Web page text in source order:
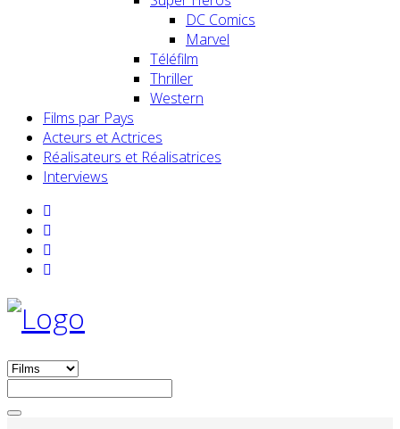
DC Comics
Marvel
Téléfilm
Thriller
Western
Films par Pays
Acteurs et Actrices
Réalisateurs et Réalisatrices
Interviews